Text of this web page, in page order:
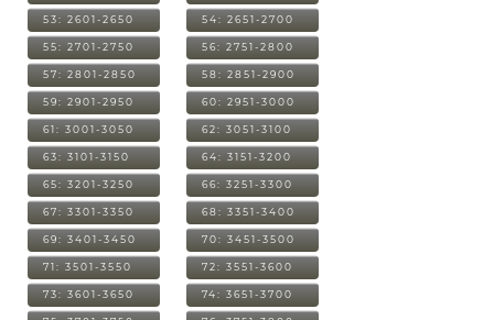
53: 2601-2650 54: 2651-2700
55: 2701-2750 56: 2751-2800
57: 2801-2850 58: 2851-2900
59: 2901-2950 60: 2951-3000
61: 3001-3050 62: 3051-3100
63: 3101-3150 64: 3151-3200
65: 3201-3250 66: 3251-3300
67: 3301-3350 68: 3351-3400
69: 3401-3450 70: 3451-3500
71: 3501-3550 72: 3551-3600
73: 3601-3650 74: 3651-3700